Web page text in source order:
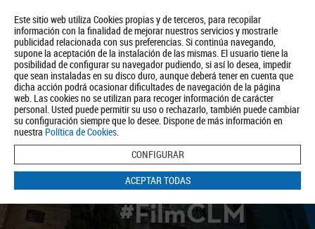
Este sitio web utiliza Cookies propias y de terceros, para recopilar
información con la finalidad de mejorar nuestros servicios y mostrarle
publicidad relacionada con sus preferencias. Si continúa navegando,
supone la aceptación de la instalación de las mismas. El usuario tiene la
posibilidad de configurar su navegador pudiendo, si así lo desea, impedir
que sean instaladas en su disco duro, aunque deberá tener en cuenta que
dicha acción podrá ocasionar dificultades de navegación de la página
web. Las cookies no se utilizan para recoger información de carácter
personal. Usted puede permitir su uso o rechazarlo, también puede cambiar
su configuración siempre que lo desee. Dispone de más información en
nuestra Política de Cookies.
CONFIGURAR
ACEPTAR TODAS
Quiénes somos Turismo Política de Privacidad Aviso Legal
Política de Cookies
BUSCAR
#FilmCLM